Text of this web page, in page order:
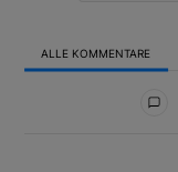
ALLE KOMMENTARE